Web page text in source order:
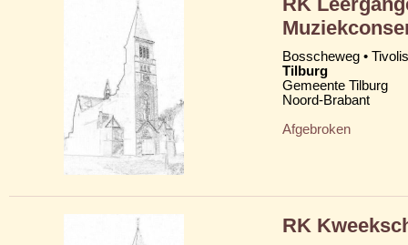
Bosscheweg •
Tilburg
Gemeente Tilburg
Noord-Brabant
Afgebroken
RK